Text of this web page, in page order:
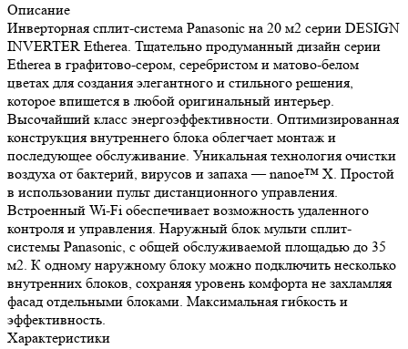
Описание
Инверторная сплит-система Panasonic на 20 м2 серии DESIGN
INVERTER Etherea. Тщательно продуманный дизайн серии
Etherea в графитово-сером, серебристом и матово-белом
цветах для создания элегантного и стильного решения,
которое впишется в любой оригинальный интерьер.
Высочайший класс энергоэффективности. Оптимизированная
конструкция внутреннего блока облегчает монтаж и
последующее обслуживание. Уникальная технология очистки
воздуха от бактерий, вирусов и запаха — nanoe™ X. Простой
в использовании пульт дистанционного управления.
Встроенный Wi-Fi обеспечивает возможность удаленного
контроля и управления. Наружный блок мульти сплит-
системы Panasonic, с общей обслуживаемой площадью до 35
м2. К одному наружному блоку можно подключить несколько
внутренних блоков, сохраняя уровень комфорта не захламляя
фасад отдельными блоками. Максимальная гибкость и
эффективность.
Характеристики